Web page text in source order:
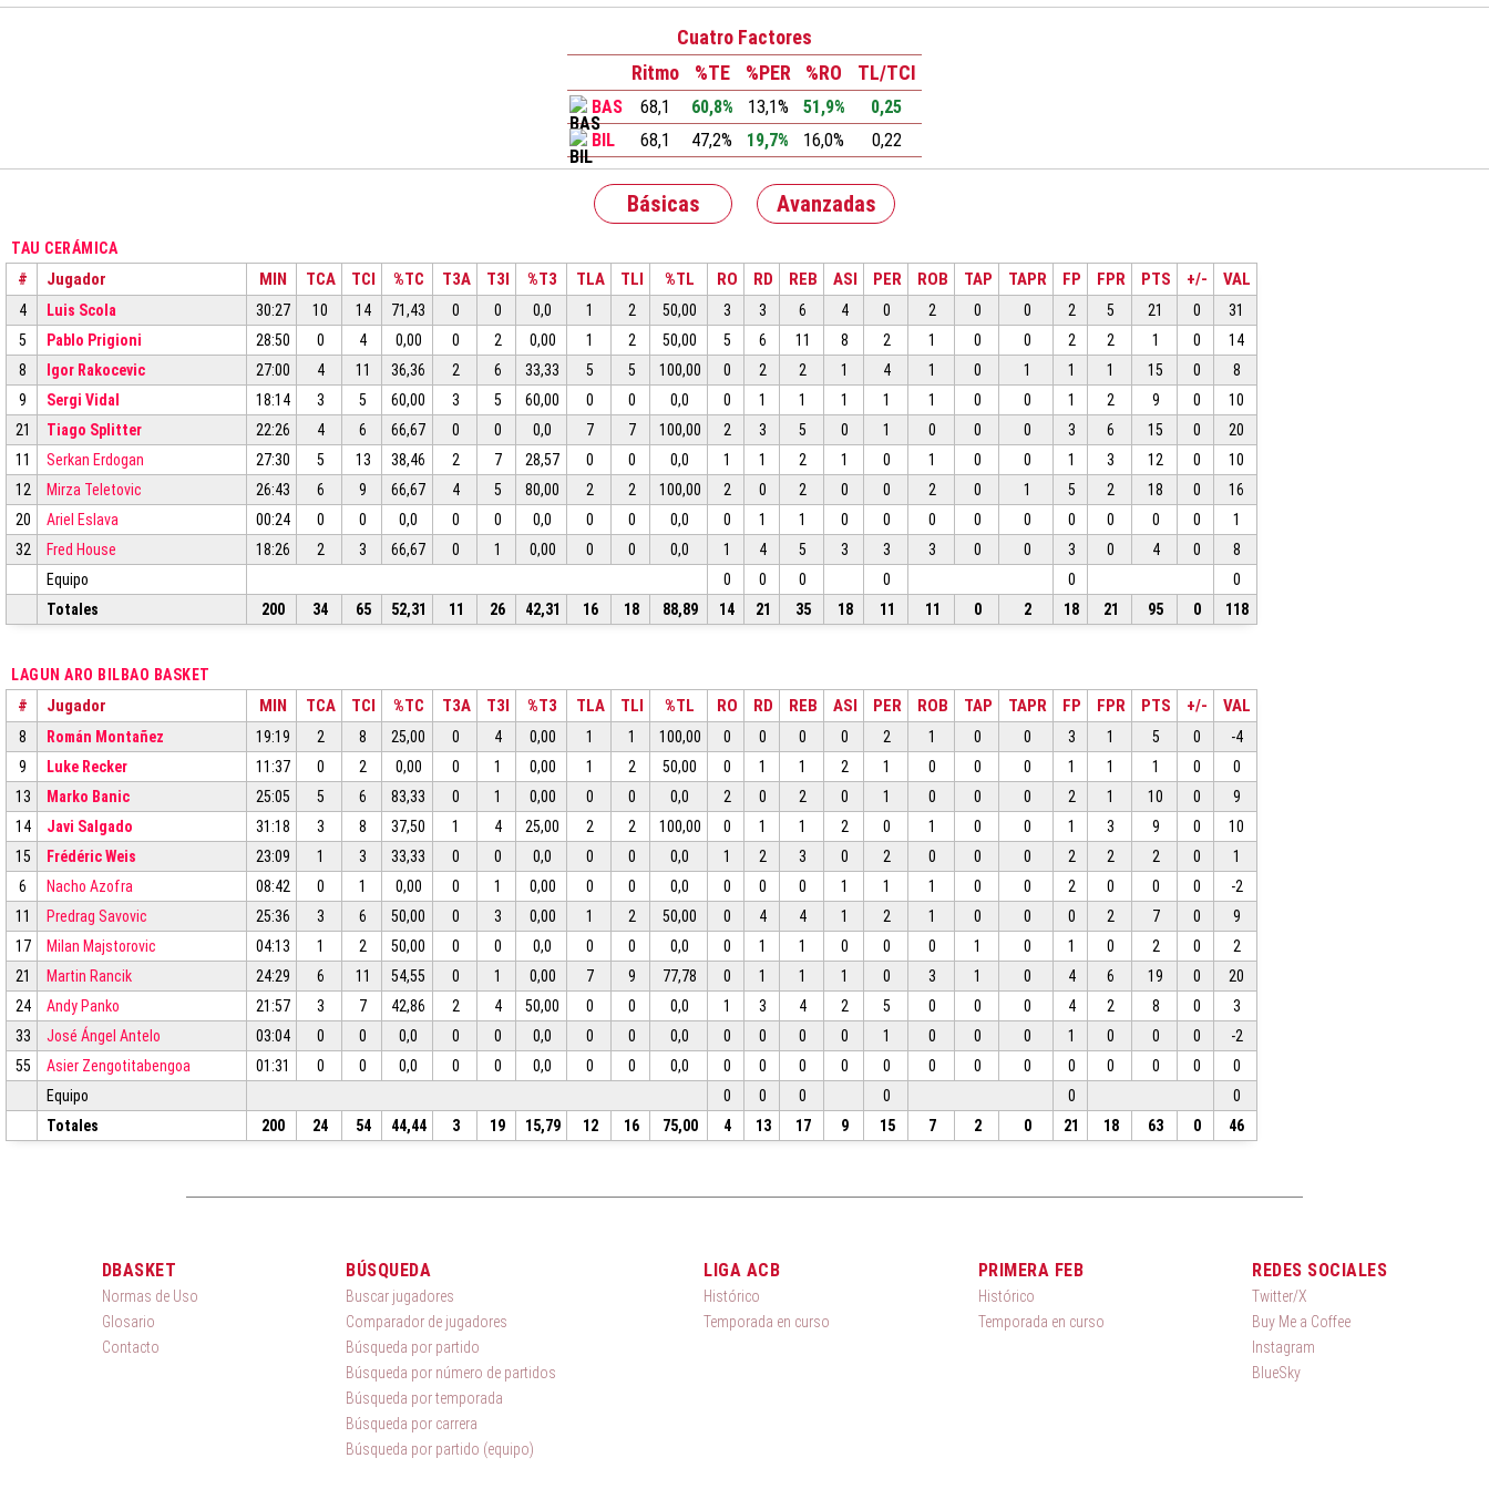
Cuatro Factores
Ritmo
%TE %PER %RO TL/TCI
BAS 68,1 60,8% 13,1% 51,9%
0,25
BIL
68,1 47,2% 19,7% 16,0% 0,22
Básicas Avanzadas
TAU CERÁMICA
# Jugador MIN TCA TCI %TC T3A T3I %T3 TLA TLI %TL RO RD REB ASI PER ROB TAP TAPR FP FPR PTS +/- VAL
4 Luis Scola 30:27 10 14 71,43 0 0 0,0 1 2 50,00 3 3 6 4 0 2 0 0 2 5 21 0
31
5
Pablo Prigioni 28:50 0 4 0,00 0 2 0,00 1 2 50,00 5 6 11 8 2 1 0 0 2 2 1 0
14
8
Igor Rakocevic 27:00 4 11 36,36 2 6 33,33 5 5 100,00 0 2 2 1 4 1 0 1 1 1 15 0
8
9
Sergi Vidal 18:14 3 5 60,00 3 5 60,00 0 0 0,0 0 1 1 1 1 1 0 0 1 2 9 0
10
21
Tiago Splitter 22:26 4 6 66,67 0 0 0,0 7 7 100,00 2 3 5 0 1 0 0 0 3 6 15 0
20
11
Serkan Erdogan 27:30 5 13 38,46 2 7 28,57 0 0 0,0 1 1 2 1 0 1 0 0 1 3 12 0
10
12
Mirza Teletovic 26:43 6 9 66,67 4 5 80,00 2 2 100,00 2 0 2 0 0 2 0 1 5 2 18 0
16
20
Ariel Eslava 00:24 0 0 0,0 0 0 0,0 0 0 0,0 0 1 1 0 0 0 0 0 0 0 0 0
1
32
Fred House 18:26 2 3 66,67 0 1 0,00 0 0 0,0 1 4 5 3 3 3 0 0 3 0 4 0
8
Equipo
0 0 0 0 0
0
Totales
200 34 65 52,31 11 26 42,31 16 18 88,89 14 21 35 18 11 11 0 2 18 21 95 0 118
LAGUN ARO BILBAO BASKET
# Jugador MIN TCA TCI %TC T3A T3I %T3 TLA TLI %TL RO RD REB ASI PER ROB TAP TAPR FP FPR PTS +/- VAL
8 Román Montañez 19:19 2 8 25,00 0 4 0,00 1 1 100,00 0 0 0 0 2 1 0 0 3 1 5 0
-4
9
Luke Recker 11:37 0 2 0,00 0 1 0,00 1 2 50,00 0 1 1 2 1 0 0 0 1 1 1 0
0
13
Marko Banic 25:05 5 6 83,33 0 1 0,00 0 0 0,0 2 0 2 0 1 0 0 0 2 1 10 0
9
14
Javi Salgado 31:18 3 8 37,50 1 4 25,00 2 2 100,00 0 1 1 2 0 1 0 0 1 3 9 0
10
15
Frédéric Weis 23:09 1 3 33,33 0 0 0,0 0 0 0,0 1 2 3 0 2 0 0 0 2 2 2 0
1
6
Nacho Azofra 08:42 0 1 0,00 0 1 0,00 0 0 0,0 0 0 0 1 1 1 0 0 2 0 0 0
-2
11
Predrag Savovic 25:36 3 6 50,00 0 3 0,00 1 2 50,00 0 4 4 1 2 1 0 0 0 2 7 0
9
17
Milan Majstorovic 04:13 1 2 50,00 0 0 0,0 0 0 0,0 0 1 1 0 0 0 1 0 1 0 2 0
2
21
Martin Rancik 24:29 6 11 54,55 0 1 0,00 7 9 77,78 0 1 1 1 0 3 1 0 4 6 19 0
20
24
Andy Panko 21:57 3 7 42,86 2 4 50,00 0 0 0,0 1 3 4 2 5 0 0 0 4 2 8 0
3
33
José Ángel Antelo 03:04 0 0 0,0 0 0 0,0 0 0 0,0 0 0 0 0 1 0 0 0 1 0 0 0
-2
55
Asier Zengotitabengoa 01:31 0 0 0,0 0 0 0,0 0 0 0,0 0 0 0 0 0 0 0 0 0 0 0 0
0
Equipo
0 0 0 0 0
0
Totales
200 24 54 44,44 3 19 15,79 12 16 75,00 4 13 17 9 15 7 2 0 21 18 63 0 46
DBASKET
Normas de Uso
Glosario
Contacto
BÚSQUEDA
Buscar jugadores
Comparador de jugadores
Búsqueda por partido
Búsqueda por número de partidos
Búsqueda por temporada
Búsqueda por carrera
Búsqueda por partido (equipo)
LIGA ACB
Histórico
Temporada en curso
PRIMERA FEB
Histórico
Temporada en curso
REDES SOCIALES
Twitter/X
Buy Me a Coffee
Instagram
BlueSky